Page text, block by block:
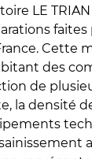
LE
faites
Cette
des
de
la densité